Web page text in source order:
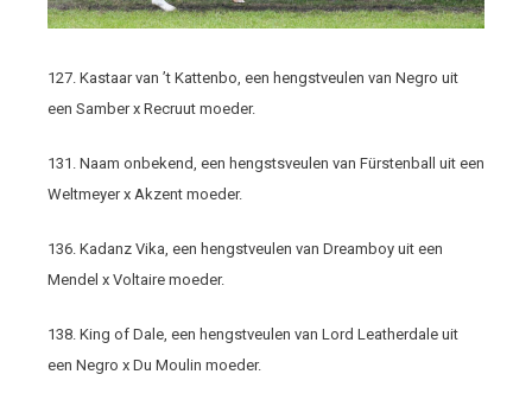
127. Kastaar van ’t Kattenbo, een hengstveulen van Negro uit
een Samber x Recruut moeder.
131. Naam onbekend, een hengstsveulen van Fürstenball uit een
Weltmeyer x Akzent moeder.
136. Kadanz Vika, een hengstveulen van Dreamboy uit een
Mendel x Voltaire moeder.
138. King of Dale, een hengstveulen van Lord Leatherdale uit
een Negro x Du Moulin moeder.